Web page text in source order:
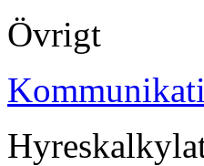
Övrigt